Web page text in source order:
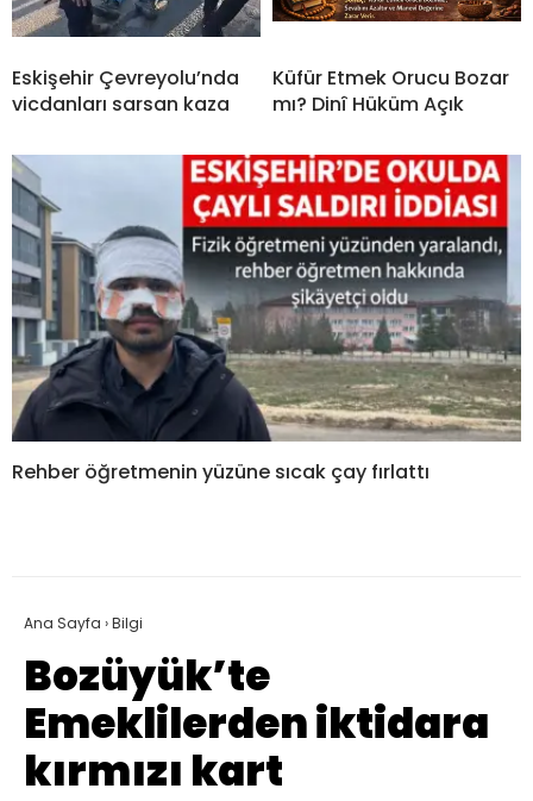
Eskişehir Çevreyolu’nda
vicdanları sarsan kaza
Küfür Etmek Orucu Bozar
mı? Dinî Hüküm Açık
Rehber öğretmenin yüzüne sıcak çay fırlattı
Ana Sayfa ›Bilgi
Bozüyük’te
Emeklilerden iktidara
kırmızı kart